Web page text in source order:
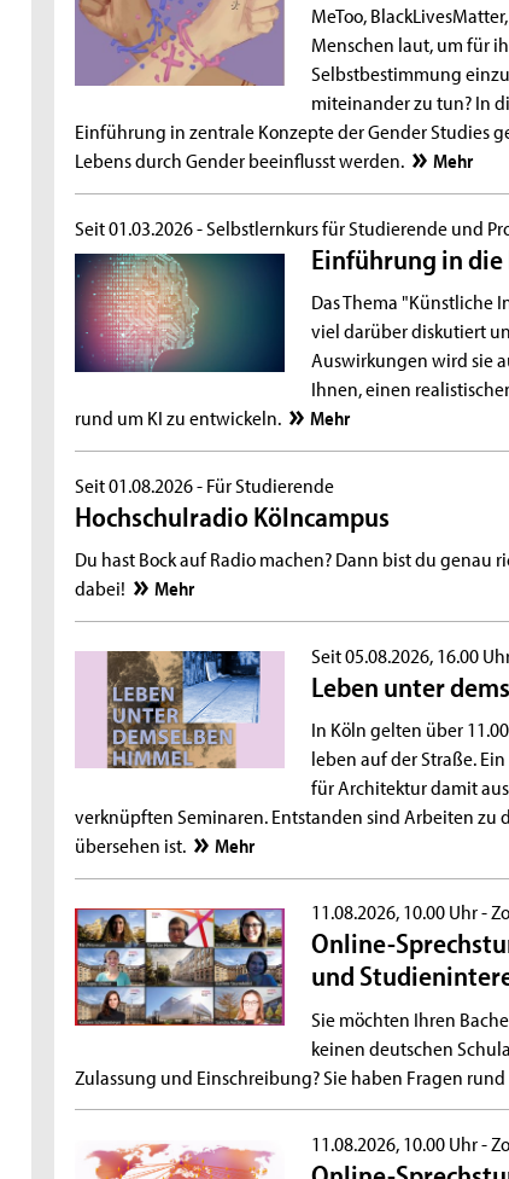
MeToo,
Menschen laut, um für
Selbstbestimmung
miteinander zu tun? In
Einführung in zentrale Konzepte der Gender Studies
Lebens durch Gender beeinflusst werden.
Mehr
Seit 01.03.2026 -Selbstlernkurs für Studierende und
Einführung in die
Das Thema "Künstliche
viel darüber diskutiert
Auswirkungen wird sie
Ihnen, einen
rund um KI zu entwickeln.
Mehr
Seit 01.08.2026 -Für Studierende
Hochschulradio Kölncampus
Du hast Bock auf Radio machen? Dann bist du
dabei!
Mehr
Seit 05.08.2026, 16.00
Leben unter
In Köln gelten über
leben auf der Straße.
für Architektur damit
verknüpften Seminaren. Entstanden sind Arbeiten zu
übersehen ist.
Mehr
11.08.2026, 10.00 Uhr -
Online-
und
Sie möchten Ihren
keinen deutschen
Zulassung und Einschreibung? Sie haben Fragen
11.08.2026, 10.00 Uhr -